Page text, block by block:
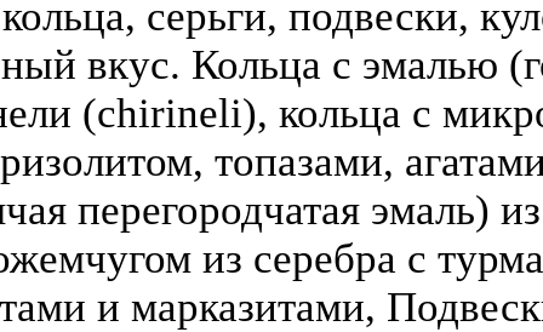
серьги, подвески,
вкус. Кольца с эмалью
(chirineli), кольца с
топазами,
перегородчатая эмаль)
из серебра с
и марказитами,